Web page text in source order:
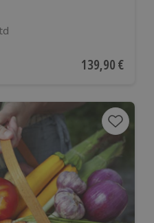
auf 526 Bewertungen
Aktueller Preis
139,90 €